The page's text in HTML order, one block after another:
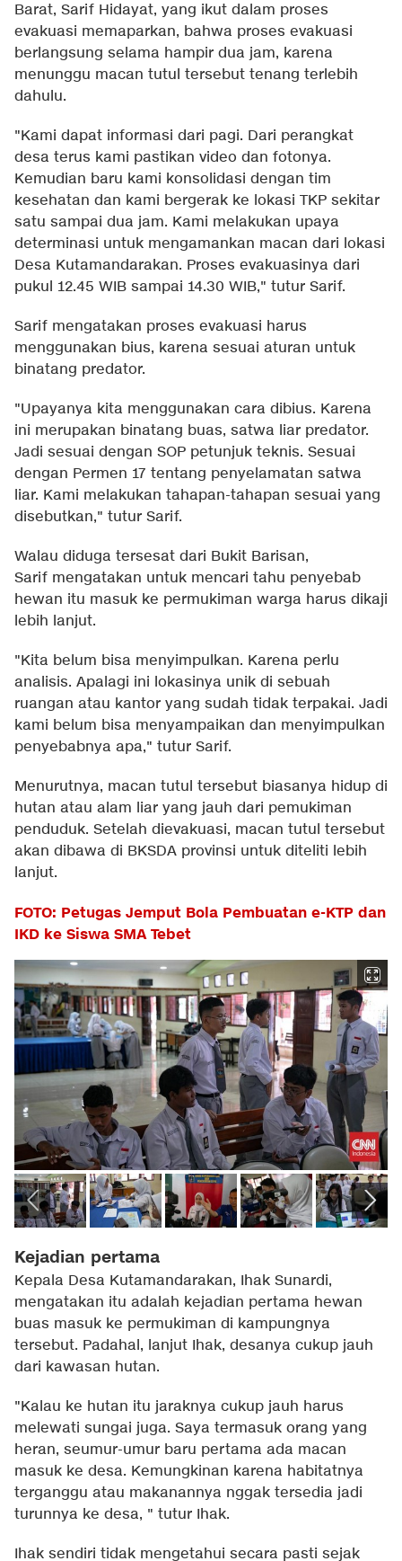
Barat, Sarif Hidayat, yang ikut dalam proses
evakuasi memaparkan, bahwa proses evakuasi
berlangsung selama hampir dua jam, karena
menunggu macan tutul tersebut tenang terlebih
dahulu.
"Kami dapat informasi dari pagi. Dari perangkat
desa terus kami pastikan video dan fotonya.
Kemudian baru kami konsolidasi dengan tim
kesehatan dan kami bergerak ke lokasi TKP sekitar
satu sampai dua jam. Kami melakukan upaya
determinasi untuk mengamankan macan dari lokasi
Desa Kutamandarakan. Proses evakuasinya dari
pukul 12.45 WIB sampai 14.30 WIB," tutur Sarif.
Sarif mengatakan proses evakuasi harus
menggunakan bius, karena sesuai aturan untuk
binatang predator.
"Upayanya kita menggunakan cara dibius. Karena
ini merupakan binatang buas, satwa liar predator.
Jadi sesuai dengan SOP petunjuk teknis. Sesuai
dengan Permen 17 tentang penyelamatan satwa
liar. Kami melakukan tahapan-tahapan sesuai yang
disebutkan," tutur Sarif.
Walau diduga tersesat dari Bukit Barisan,
Sarif mengatakan untuk mencari tahu penyebab
hewan itu masuk ke permukiman warga harus dikaji
lebih lanjut.
"Kita belum bisa menyimpulkan. Karena perlu
analisis. Apalagi ini lokasinya unik di sebuah
ruangan atau kantor yang sudah tidak terpakai. Jadi
kami belum bisa menyampaikan dan menyimpulkan
penyebabnya apa," tutur Sarif.
Menurutnya, macan tutul tersebut biasanya hidup di
hutan atau alam liar yang jauh dari pemukiman
penduduk. Setelah dievakuasi, macan tutul tersebut
akan dibawa di BKSDA provinsi untuk diteliti lebih
lanjut.
FOTO: Petugas Jemput Bola Pembuatan e-KTP dan
IKD ke Siswa SMA Tebet
Kejadian pertama
Kepala Desa Kutamandarakan, Ihak Sunardi,
mengatakan itu adalah kejadian pertama hewan
buas masuk ke permukiman di kampungnya
tersebut. Padahal, lanjut Ihak, desanya cukup jauh
dari kawasan hutan.
"Kalau ke hutan itu jaraknya cukup jauh harus
melewati sungai juga. Saya termasuk orang yang
heran, seumur-umur baru pertama ada macan
masuk ke desa. Kemungkinan karena habitatnya
terganggu atau makanannya nggak tersedia jadi
turunnya ke desa, " tutur Ihak.
Ihak sendiri tidak mengetahui secara pasti sejak